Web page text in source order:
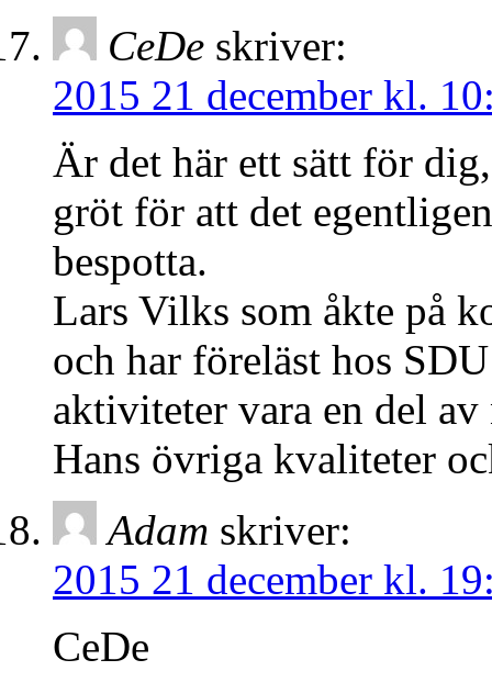
CeDe skriver:
2015 21 december kl.
Är det här ett sätt för
gröt för att det
bespotta.
Lars Vilks som åkte på
och har föreläst hos
aktiviteter vara en del
Hans övriga kvaliteter
Adam skriver:
2015 21 december kl.
CeDe